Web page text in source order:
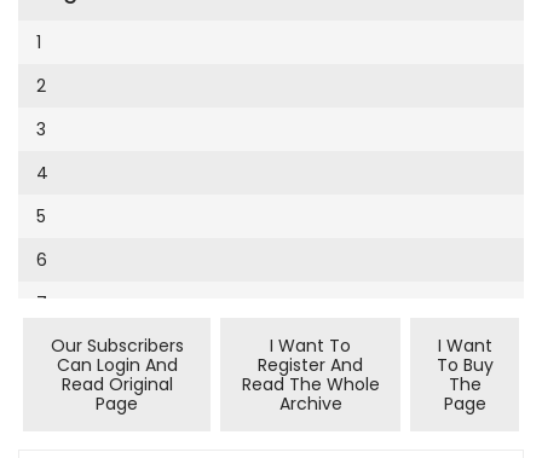
Cumhuriyet Sağlıklı Beslenme
Cumhuriyet Sokak
Cumhuriyet Spor
Cumhuriyet Strateji
Cumhuriyet Tarım
Cumhuriyet Yılbaşı
Çerçeve Eki
Dergi Eki
Ekonomi Eki
1994
9
10
11
12
13
14
15
16
1
2
3
4
5
6
7
Our Subscribers
Can Login And
Read Original
Page
I Want To
Register And
Read The Whole
Archive
I Want
To Buy
The
Page